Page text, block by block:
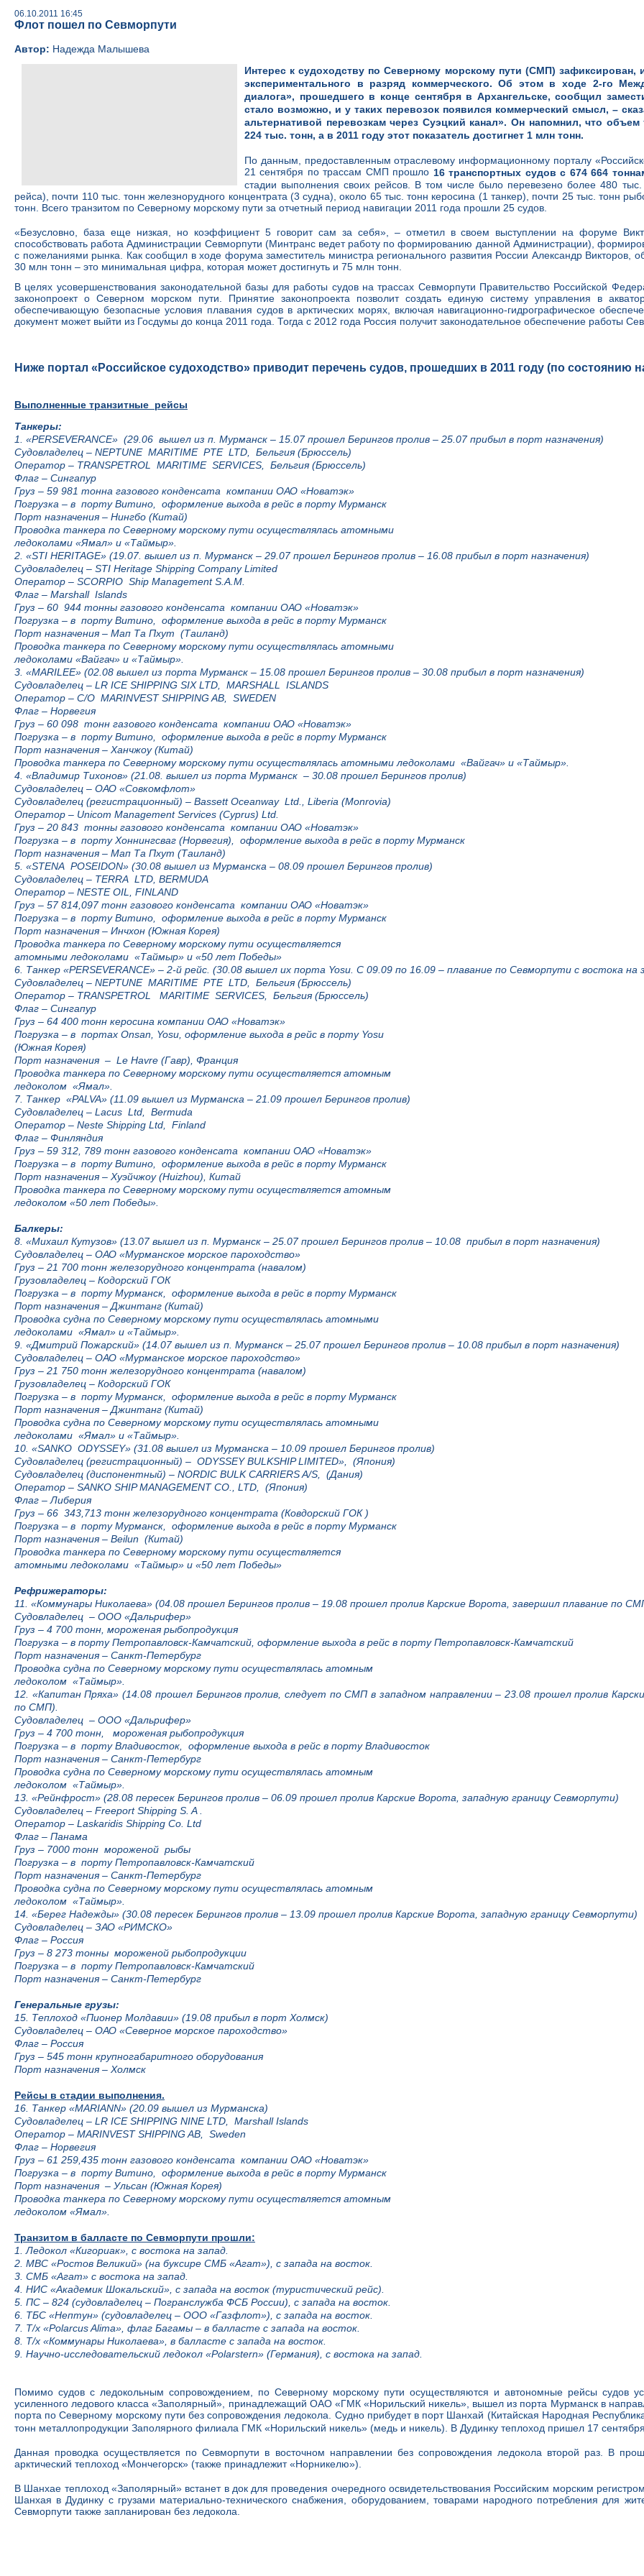
06.10.2011 16:45
Флот пошел по Севморпути
Автор: Надежда Малышева
Интерес к судоходству по Северному морскому пути (СМП) зафиксирован,
экспериментального в разряд коммерческого. Об этом в ходе 2-го
диалога», прошедшего в конце сентября в Архангельске, сообщил
стало возможно, и у таких перевозок появился коммерческий смысл, –
альтернативой перевозкам через Суэцкий канал». Он напомнил, что
224 тыс. тонн, а в 2011 году этот показатель достигнет 1 млн тонн.
По данным, предоставленным отраслевому информационному порталу
21 сентября по трассам СМП прошло 16 транспортных судов с 674 664
стадии выполнения своих рейсов. В том числе было перевезено более 480
рейса), почти 110 тыс. тонн железнорудного концентрата (3 судна), около 65 тыс. тонн керосина (1 танкер), почти 25 тыс. тонн
тонн. Всего транзитом по Северному морскому пути за отчетный период навигации 2011 года прошли 25 судов.
«Безусловно, база еще низкая, но коэффициент 5 говорит сам за себя», – отметил в своем выступлении на форуме
способствовать работа Администрации Севморпути (Минтранс ведет работу по формированию данной Администрации),
с пожеланиями рынка. Как сообщил в ходе форума заместитель министра регионального развития России Александр Викторов,
30 млн тонн – это минимальная цифра, которая может достигнуть и 75 млн тонн.
В целях усовершенствования законодательной базы для работы судов на трассах Севморпути Правительство Российской
законопроект о Северном морском пути. Принятие законопроекта позволит создать единую систему управления в
обеспечивающую безопасные условия плавания судов в арктических морях, включая навигационно-гидрографическое
документ может выйти из Госдумы до конца 2011 года. Тогда с 2012 года Россия получит законодательное обеспечение работы
Ниже портал «Российское судоходство» приводит перечень судов, прошедших в 2011 году (по состоянию
Выполненные транзитные рейсы
Танкеры:
1. «PERSEVERANCE» (29.06 вышел из п. Мурманск – 15.07 прошел Берингов пролив – 25.07 прибыл в порт назначения)
Судовладелец – NEPTUNE MARITIME PTE LTD, Бельгия (Брюссель)
Оператор – TRANSPETROL MARITIME SERVICES, Бельгия (Брюссель)
Флаг – Сингапур
Груз – 59 981 тонна газового конденсата компании ОАО «Новатэк»
Погрузка – в порту Витино, оформление выхода в рейс в порту Мурманск
Порт назначения – Нингбо (Китай)
Проводка танкера по Северному морскому пути осуществлялась атомными
ледоколами «Ямал» и «Таймыр».
2. «STI HERITAGE» (19.07. вышел из п. Мурманск – 29.07 прошел Берингов пролив – 16.08 прибыл в порт назначения)
Судовладелец – STI Heritage Shipping Company Limited
Оператор – SCORPIO Ship Management S.A.M.
Флаг – Marshall Islands
Груз – 60 944 тонны газового конденсата компании ОАО «Новатэк»
Погрузка – в порту Витино, оформление выхода в рейс в порту Мурманск
Порт назначения – Мап Та Пхут (Таиланд)
Проводка танкера по Северному морскому пути осуществлялась атомными
ледоколами «Вайгач» и «Таймыр».
3. «MARILEE» (02.08 вышел из порта Мурманск – 15.08 прошел Берингов пролив – 30.08 прибыл в порт назначения)
Судовладелец – LR ICE SHIPPING SIX LTD, MARSHALL ISLANDS
Оператор – C/O MARINVEST SHIPPING AB, SWEDEN
Флаг – Норвегия
Груз – 60 098 тонн газового конденсата компании ОАО «Новатэк»
Погрузка – в порту Витино, оформление выхода в рейс в порту Мурманск
Порт назначения – Ханчжоу (Китай)
Проводка танкера по Северному морскому пути осуществлялась атомными ледоколами «Вайгач» и «Таймыр».
4. «Владимир Тихонов» (21.08. вышел из порта Мурманск – 30.08 прошел Берингов пролив)
Судовладелец – ОАО «Совкомфлот»
Судовладелец (регистрационный) – Bassett Oceanway Ltd., Liberia (Monrovia)
Оператор – Unicom Management Services (Cyprus) Ltd.
Груз – 20 843 тонны газового конденсата компании ОАО «Новатэк»
Погрузка – в порту Хоннингсваг (Норвегия), оформление выхода в рейс в порту Мурманск
Порт назначения – Мап Та Пхут (Таиланд)
5. «STENA POSEIDON» (30.08 вышел из Мурманска – 08.09 прошел Берингов пролив)
Судовладелец – TERRA LTD, BERMUDA
Оператор – NESTE OIL, FINLAND
Груз – 57 814,097 тонн газового конденсата компании ОАО «Новатэк»
Погрузка – в порту Витино, оформление выхода в рейс в порту Мурманск
Порт назначения – Инчхон (Южная Корея)
Проводка танкера по Северному морскому пути осуществляется
атомными ледоколами «Таймыр» и «50 лет Победы»
6. Танкер «PERSEVERANCE» – 2-й рейс. (30.08 вышел их порта Yosu. С 09.09 по 16.09 – плавание по Севморпути с востока на
Судовладелец – NEPTUNE MARITIME PTE LTD, Бельгия (Брюссель)
Оператор – TRANSPETROL MARITIME SERVICES, Бельгия (Брюссель)
Флаг – Сингапур
Груз – 64 400 тонн керосина компании ОАО «Новатэк»
Погрузка – в портах Onsan, Yosu, оформление выхода в рейс в порту Yosu
(Южная Корея)
Порт назначения – Le Havre (Гавр), Франция
Проводка танкера по Северному морскому пути осуществляется атомным
ледоколом «Ямал».
7. Танкер «PALVA» (11.09 вышел из Мурманска – 21.09 прошел Берингов пролив)
Судовладелец – Lacus Ltd, Bermuda
Оператор – Neste Shipping Ltd, Finland
Флаг – Финляндия
Груз – 59 312, 789 тонн газового конденсата компании ОАО «Новатэк»
Погрузка – в порту Витино, оформление выхода в рейс в порту Мурманск
Порт назначения – Хуэйчжоу (Huizhou), Китай
Проводка танкера по Северному морскому пути осуществляется атомным
ледоколом «50 лет Победы».
Балкеры:
8. «Михаил Кутузов» (13.07 вышел из п. Мурманск – 25.07 прошел Берингов пролив – 10.08 прибыл в порт назначения)
Судовладелец – ОАО «Мурманское морское пароходство»
Груз – 21 700 тонн железорудного концентрата (навалом)
Грузовладелец – Кодорский ГОК
Погрузка – в порту Мурманск, оформление выхода в рейс в порту Мурманск
Порт назначения – Джинтанг (Китай)
Проводка судна по Северному морскому пути осуществлялась атомными
ледоколами «Ямал» и «Таймыр».
9. «Дмитрий Пожарский» (14.07 вышел из п. Мурманск – 25.07 прошел Берингов пролив – 10.08 прибыл в порт назначения)
Судовладелец – ОАО «Мурманское морское пароходство»
Груз – 21 750 тонн железорудного концентрата (навалом)
Грузовладелец – Кодорский ГОК
Погрузка – в порту Мурманск, оформление выхода в рейс в порту Мурманск
Порт назначения – Джинтанг (Китай)
Проводка судна по Северному морскому пути осуществлялась атомными
ледоколами «Ямал» и «Таймыр».
10. «SANKO ODYSSEY» (31.08 вышел из Мурманска – 10.09 прошел Берингов пролив)
Судовладелец (регистрационный) – ODYSSEY BULKSHIP LIMITED», (Япония)
Судовладелец (диспонентный) – NORDIC BULK CARRIERS A/S, (Дания)
Оператор – SANKO SHIP MANAGEMENT CO., LTD, (Япония)
Флаг – Либерия
Груз – 66 343,713 тонн железорудного концентрата (Ковдорский ГОК )
Погрузка – в порту Мурманск, оформление выхода в рейс в порту Мурманск
Порт назначения – Bеilun (Китай)
Проводка танкера по Северному морскому пути осуществляется
атомными ледоколами «Таймыр» и «50 лет Победы»
Рефрижераторы:
11. «Коммунары Николаева» (04.08 прошел Берингов пролив – 19.08 прошел пролив Карские Ворота, завершил плавание по
Судовладелец – ООО «Дальрифер»
Груз – 4 700 тонн, мороженая рыбопродукция
Погрузка – в порту Петропавловск-Камчатский, оформление выхода в рейс в порту Петропавловск-Камчатский
Порт назначения – Санкт-Петербург
Проводка судна по Северному морскому пути осуществлялась атомным
ледоколом «Таймыр».
12. «Капитан Пряха» (14.08 прошел Берингов пролив, следует по СМП в западном направлении – 23.08 прошел пролив
по СМП).
Судовладелец – ООО «Дальрифер»
Груз – 4 700 тонн, мороженая рыбопродукция
Погрузка – в порту Владивосток, оформление выхода в рейс в порту Владивосток
Порт назначения – Санкт-Петербург
Проводка судна по Северному морскому пути осуществлялась атомным
ледоколом «Таймыр».
13. «Рейнфрост» (28.08 пересек Берингов пролив – 06.09 прошел пролив Карские Ворота, западную границу Севморпути)
Судовладелец – Freeport Shipping S. A .
Оператор – Laskaridis Shipping Co. Ltd
Флаг – Панама
Груз – 7000 тонн мороженой рыбы
Погрузка – в порту Петропавловск-Камчатский
Порт назначения – Санкт-Петербург
Проводка судна по Северному морскому пути осуществлялась атомным
ледоколом «Таймыр».
14. «Берег Надежды» (30.08 пересек Берингов пролив – 13.09 прошел пролив Карские Ворота, западную границу Севморпути)
Судовладелец – ЗАО «РИМСКО»
Флаг – Россия
Груз – 8 273 тонны мороженой рыбопродукции
Погрузка – в порту Петропавловск-Камчатский
Порт назначения – Санкт-Петербург
Генеральные грузы:
15. Теплоход «Пионер Молдавии» (19.08 прибыл в порт Холмск)
Судовладелец – ОАО «Северное морское пароходство»
Флаг – Россия
Груз – 545 тонн крупногабаритного оборудования
Порт назначения – Холмск
Рейсы в стадии выполнения.
16. Танкер «MARIANN» (20.09 вышел из Мурманска)
Судовладелец – LR ICE SHIPPING NINE LTD, Marshall Islands
Оператор – MARINVEST SHIPPING AB, Sweden
Флаг – Норвегия
Груз – 61 259,435 тонн газового конденсата компании ОАО «Новатэк»
Погрузка – в порту Витино, оформление выхода в рейс в порту Мурманск
Порт назначения – Ульсан (Южная Корея)
Проводка танкера по Северному морскому пути осуществляется атомным
ледоколом «Ямал».
Транзитом в балласте по Севморпути прошли:
1. Ледокол «Кигориак», с востока на запад.
2. МВС «Ростов Великий» (на буксире СМБ «Агат»), с запада на восток.
3. СМБ «Агат» с востока на запад.
4. НИС «Академик Шокальский», с запада на восток (туристический рейс).
5. ПС – 824 (судовладелец – Погранслужба ФСБ России), с запада на восток.
6. ТБС «Нептун» (судовладелец – ООО «Газфлот»), с запада на восток.
7. Т/х «Polarcus Alima», флаг Багамы – в балласте с запада на восток.
8. Т/х «Коммунары Николаева», в балласте с запада на восток.
9. Научно-исследовательский ледокол «Polarstern» (Германия), с востока на запад.
Помимо судов с ледокольным сопровождением, по Северному морскому пути осуществляются и автономные рейсы судов
усиленного ледового класса «Заполярный», принадлежащий ОАО «ГМК «Норильский никель», вышел из порта Мурманск в
порта по Северному морскому пути без сопровождения ледокола. Судно прибудет в порт Шанхай (Китайская Народная
тонн металлопродукции Заполярного филиала ГМК «Норильский никель» (медь и никель). В Дудинку теплоход пришел 17
Данная проводка осуществляется по Севморпути в восточном направлении без сопровождения ледокола второй раз. В
арктический теплоход «Мончегорск» (также принадлежит «Норникелю»).
В Шанхае теплоход «Заполярный» встанет в док для проведения очередного освидетельствования Российским морским
Шанхая в Дудинку с грузами материально-технического снабжения, оборудованием, товарами народного потребления для
Севморпути также запланирован без ледокола.